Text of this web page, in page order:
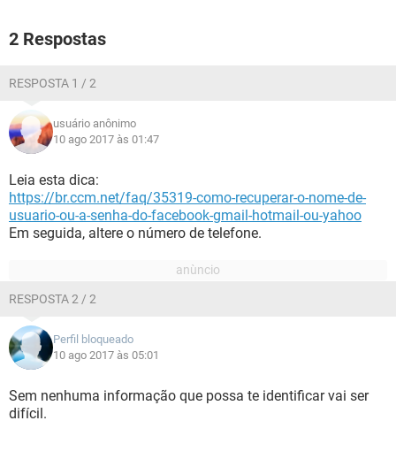
2 Respostas
RESPOSTA 1 / 2
usuário anônimo
10 ago 2017 às 01:47
Leia esta dica:
https://br.ccm.net/faq/35319-como-recuperar-o-nome-de-
usuario-ou-a-senha-do-facebook-gmail-hotmail-ou-yahoo
Em seguida, altere o número de telefone.
RESPOSTA 2 / 2
Perfil bloqueado
10 ago 2017 às 05:01
Sem nenhuma informação que possa te identificar vai ser
difícil.